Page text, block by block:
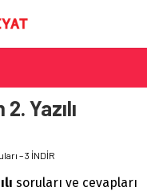
Yazılı
– 3 İNDİR
soruları ve cevapları